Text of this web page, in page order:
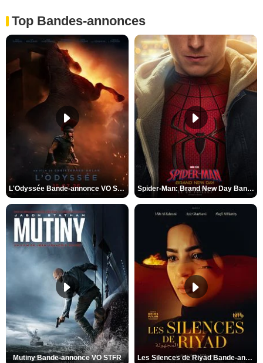
Top Bandes-annonces
L'Odyssée Bande-annonce VO STFR Spider-Man: Brand New Day Bande-annonce VO STFR
Mutiny Bande-annonce VO STFR Les Silences de Riyad Bande-annonce VO STFR